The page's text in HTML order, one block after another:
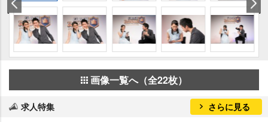
画像一覧へ（全22枚）
求人特集 さらに見る